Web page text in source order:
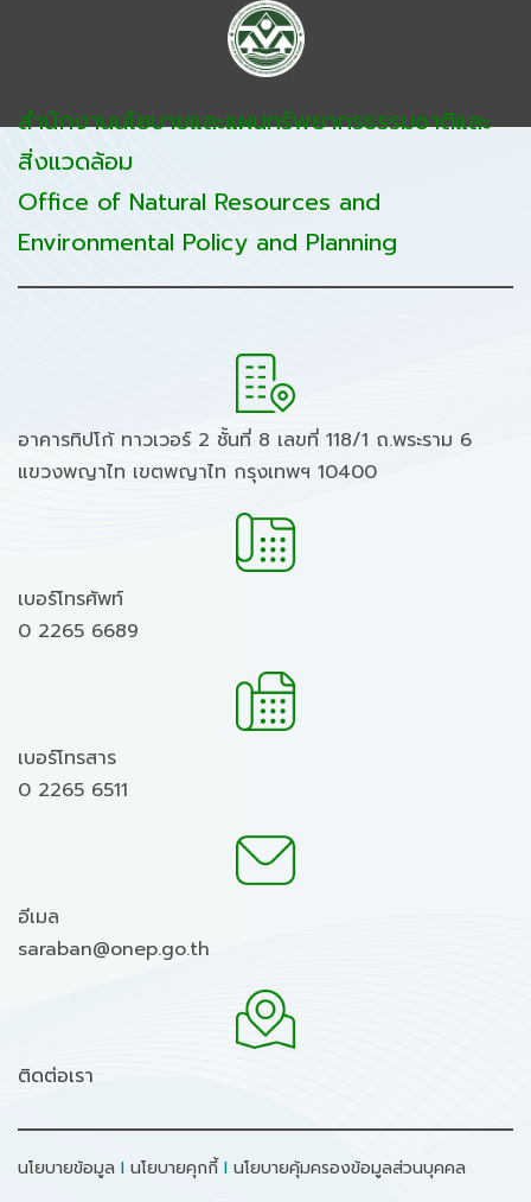
สำนักงานนโยบายและแผนทรัพยากรธรรมชาติและ
สิ่งแวดล้อม
Office of Natural Resources and
Environmental Policy and Planning
อาคารทิปโก้ ทาวเวอร์ 2 ชั้นที่ 8 เลขที่ 118/1 ถ.พระราม 6
แขวงพญาไท เขตพญาไท กรุงเทพฯ 10400
เบอร์โทรศัพท์
0 2265 6689
เบอร์โทรสาร
0 2265 6511
อีเมล
saraban@onep.go.th
ติดต่อเรา
นโยบายข้อมูล I นโยบายคุกกี้I นโยบายคุ้มครองข้อมูลส่วนบุคคล